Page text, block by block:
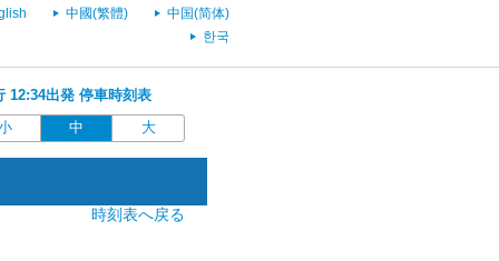
中國(繁體)
中国(简体)
한국
12:34出発 停車時刻表
中 大
時刻表へ戻る